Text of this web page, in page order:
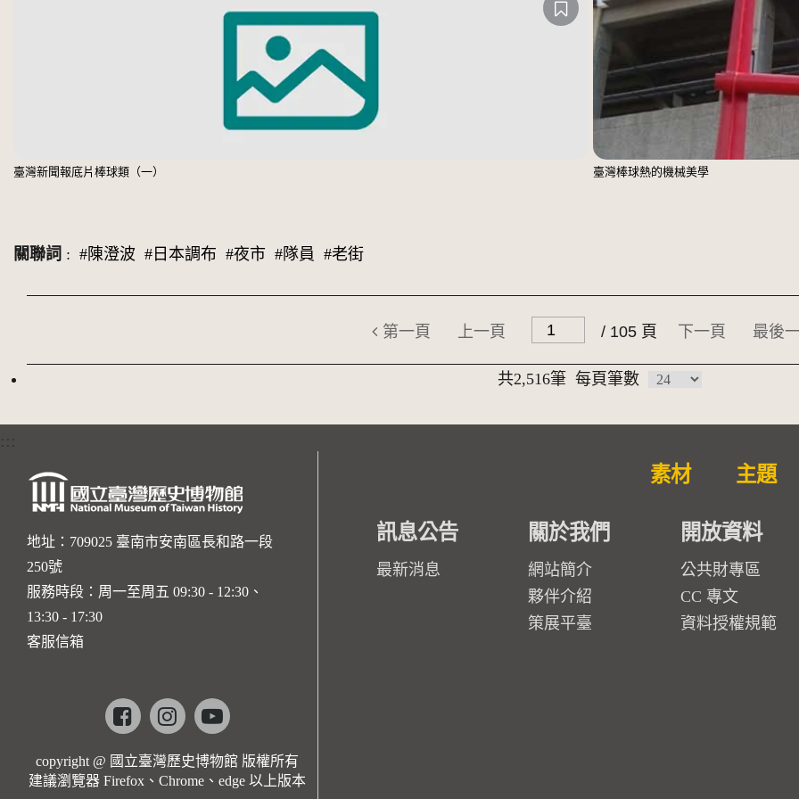
臺灣新聞報底片棒球類（一） 臺灣棒球熱的機械美學
關聯詞 : #陳澄波 #日本調布 #夜市 #隊員 #老街
第一頁 上一頁 / 105 頁 下一頁 最後
共2,516筆 每頁筆數
:::
地址：709025 臺南市安南區長和路一段
250號
服務時段：周一至周五 09:30 - 12:30、
13:30 - 17:30
客服信箱
Facebookinstagramyoutube
copyright @ 國立臺灣歷史博物館 版權所有
建議瀏覽器 Firefox、Chrome、edge 以上版本
素材 主題
訊息公告
最新消息
關於我們
網站簡介
夥伴介紹
策展平臺
開放資料
公共財專區
CC 專文
資料授權規範